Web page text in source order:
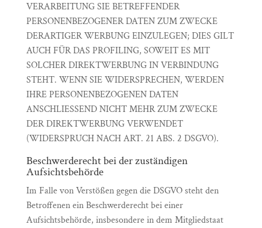
VERARBEITUNG SIE BETREFFENDER
PERSONENBEZOGENER DATEN ZUM ZWECKE
DERARTIGER WERBUNG EINZULEGEN; DIES GILT
AUCH FÜR DAS PROFILING, SOWEIT ES MIT
SOLCHER DIREKTWERBUNG IN VERBINDUNG
STEHT. WENN SIE WIDERSPRECHEN, WERDEN
IHRE PERSONENBEZOGENEN DATEN
ANSCHLIESSEND NICHT MEHR ZUM ZWECKE
DER DIREKTWERBUNG VERWENDET
(WIDERSPRUCH NACH ART. 21 ABS. 2 DSGVO).
Beschwerderecht bei der zuständigen
Aufsichtsbehörde
Im Falle von Verstößen gegen die DSGVO steht den
Betroffenen ein Beschwerderecht bei einer
Aufsichtsbehörde, insbesondere in dem Mitgliedstaat